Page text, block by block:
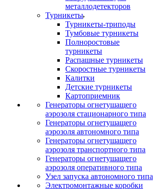
металлодетекторов
Турникеты
Турникеты-триподы
Тумбовые турникеты
Полноростовые
турникеты
Распашные турникеты
Скоростные турникеты
Калитки
Детские турникеты
Картоприемник
Генераторы огнетушащего
аэрозоля стационарного типа
Генераторы огнетушащего
аэрозоля автономного типа
Генераторы огнетушащего
аэрозоля транспортного типа
Генераторы огнетушащего
аэрозоля оперативного типа
Узел запуска автономного типа
Электромонтажные коробки